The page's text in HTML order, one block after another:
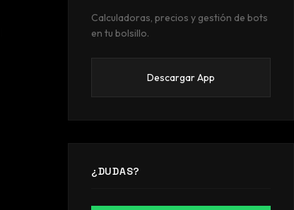
Calculadoras, precios y gestión de bots
en tu bolsillo.
Descargar App
¿DUDAS?